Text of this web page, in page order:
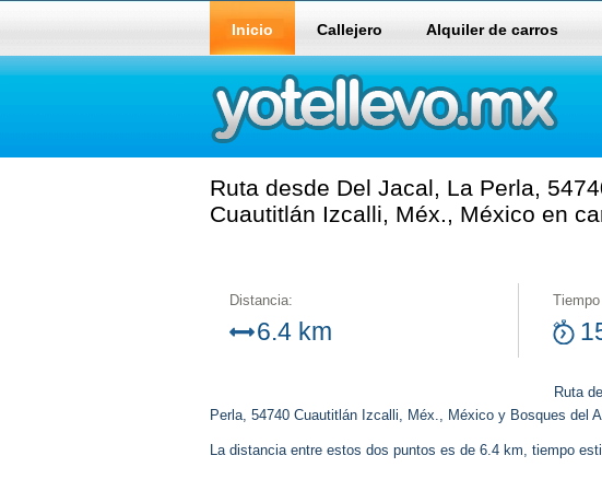
Inicio Callejero Alquiler de carros
Ruta desde Del Jacal, La Perla,
Cuautitlán Izcalli, Méx., México en
Distancia:
6.4 km
Ruta
Perla, 54740 Cuautitlán Izcalli, Méx., México y Bosques del
La distancia entre estos dos puntos es de 6.4 km, tiempo